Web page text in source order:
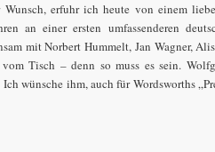
Wunsch, erfuhr ich heute von einem
an einer ersten umfassenderen
mit Norbert Hummelt, Jan Wagner,
Tisch – denn so muss es sein.
wünsche ihm, auch für Wordsworths